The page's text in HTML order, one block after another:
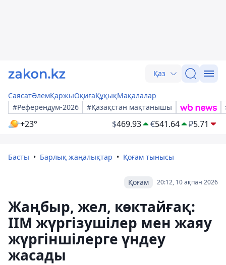
Қаз
СаясатӘлемҚаржыОқиғаҚұқықМақалалар
#Референдум-2026
#Қазақстан мақтанышы
+23° $469.93 €541.64 ₽5.71
Басты Барлық жаңалықтар Қоғам тынысы
20:12, 10 ақпан 2026
Қоғам
Жаңбыр, жел, көктайғақ:
ІІМ жүргізушілер мен жаяу
жүргіншілерге үндеу
жасады